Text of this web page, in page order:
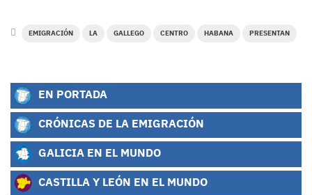
EMIGRACIÓN LA GALLEGO CENTRO HABANA PRESENTAN
EN PORTADA
CRÓNICAS DE LA EMIGRACIÓN
GALICIA EN EL MUNDO
CASTILLA Y LEÓN EN EL MUNDO